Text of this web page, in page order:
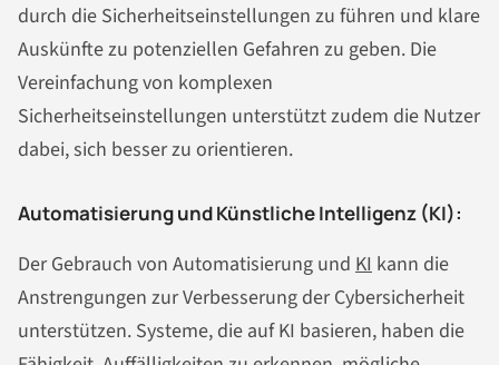
durch die Sicherheitseinstellungen zu führen und klare
Auskünfte zu potenziellen Gefahren zu geben. Die
Vereinfachung von komplexen
Sicherheitseinstellungen unterstützt zudem die Nutzer
dabei, sich besser zu orientieren.
Automatisierung und Künstliche Intelligenz (KI):
Der Gebrauch von Automatisierung und KI kann die
Anstrengungen zur Verbesserung der Cybersicherheit
unterstützen. Systeme, die auf KI basieren, haben die